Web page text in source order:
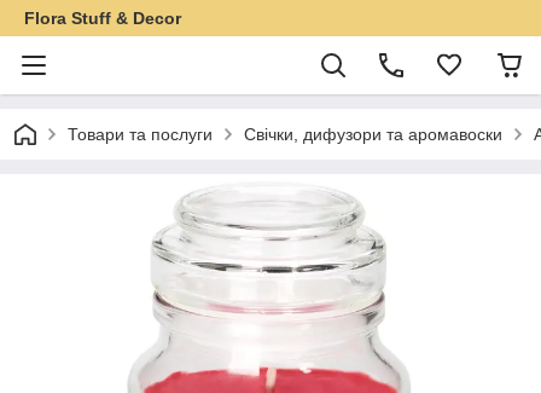
Flora Stuff & Decor
Товари та послуги Свічки, дифузори та аромавоски